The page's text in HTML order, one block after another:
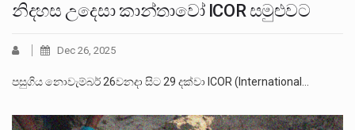
නිදහස උදෙසා කාන්තාවෝ ICOR සමුළුවට
Dec 26, 2025
පසුගිය නොවැම්බර් 26වනදා සිට 29 දක්වා ICOR (International…